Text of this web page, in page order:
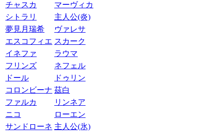
チャスカ
マーヴィカ
シトラリ
主人公(炎)
夢見月瑞希
ヴァレサ
エスコフィエ スカーク
イネファ
ラウマ
フリンズ
ネフェル
ドール
ドゥリン
コロンビーナ 茲白
ファルカ
リンネア
ニコ
ローエン
サンドローネ 主人公(氷)